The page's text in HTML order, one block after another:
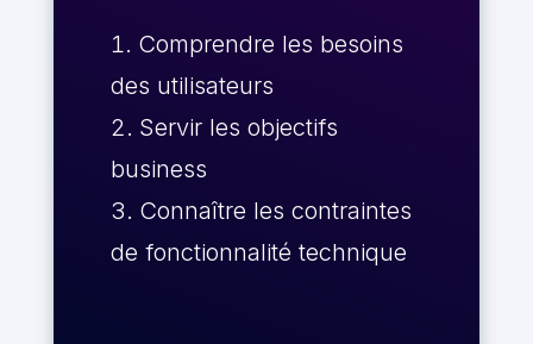
Comprendre les besoins
des utilisateurs
Servir les objectifs
business
Connaître les contraintes
de fonctionnalité technique